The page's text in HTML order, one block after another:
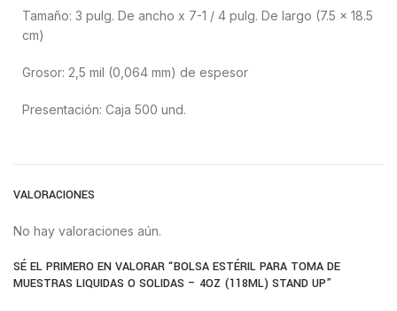
Tamaño: 3 pulg. De ancho x 7-1 / 4 pulg. De largo (7.5 x 18.5
cm)
Grosor: 2,5 mil (0,064 mm) de espesor
Presentación: Caja 500 und.
VALORACIONES
No hay valoraciones aún.
SÉ EL PRIMERO EN VALORAR “BOLSA ESTÉRIL PARA TOMA DE
MUESTRAS LIQUIDAS O SOLIDAS – 4OZ (118ML) STAND UP”